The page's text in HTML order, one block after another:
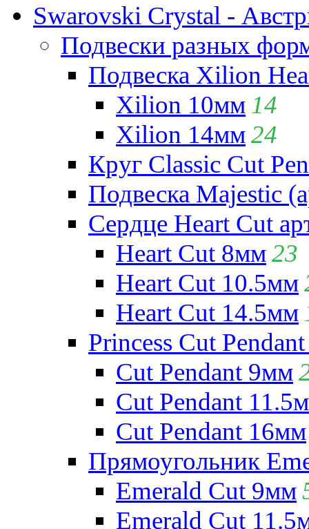
Swarovski Crystal -
Подвески разных
Подвеска Xilion
Xilion 10мм 14
Xilion 14мм24
Круг Classic Cut
Подвеска Majestic
Сердце Heart Cut
Heart Cut 8мм23
Heart Cut 10.5мм
Heart Cut 14.5мм
Princess Cut
Cut Pendant 9мм
Cut Pendant
Cut Pendant 16мм
Прямоугольник
Emerald Cut 9мм
Emerald Cut